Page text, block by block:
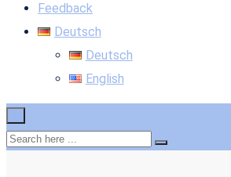
Feedback
Deutsch
Deutsch
English